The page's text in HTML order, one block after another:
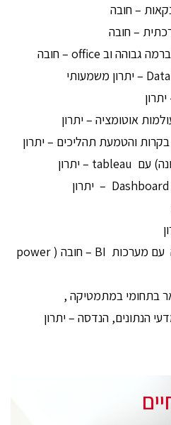
– חובה
– חובה
והטמעת תהליכים – יתרון
מינימום 3 שנים ניסיון בעבודה עם מערכות BI – חובה ( power
בתחומי במתמטיקה ,
הנתונים, הנדסה – יתרון